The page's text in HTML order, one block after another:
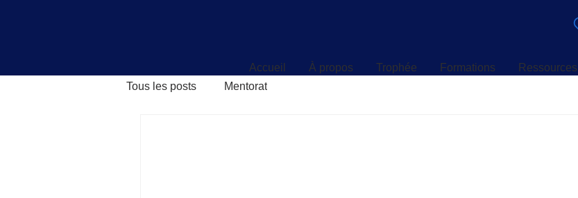
Accueil À propos Trophée Formations Ressources
Tous les posts Mentorat
Ressources